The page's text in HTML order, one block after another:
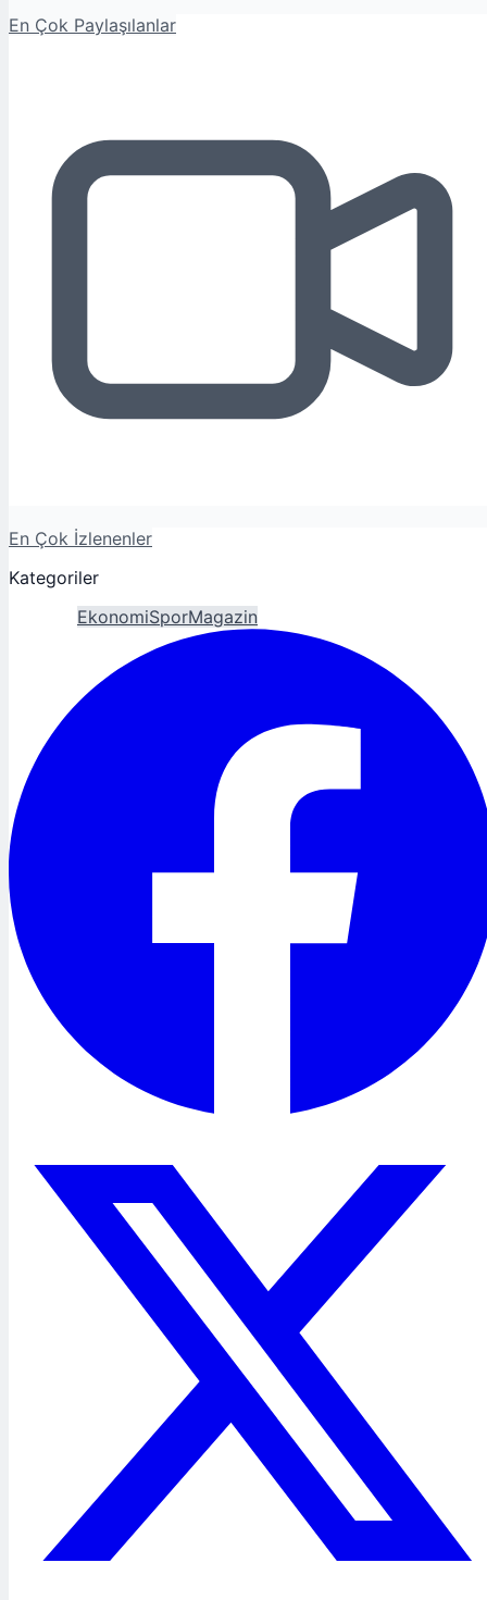
En Çok Paylaşılanlar
En Çok İzlenenler
Kategoriler
EkonomiSporMagazin